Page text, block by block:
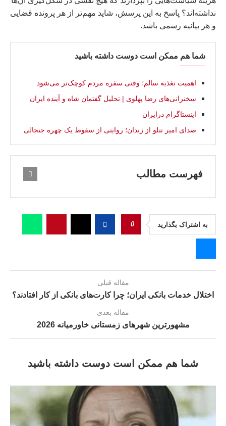
نداشته‌اند؟ پاسخ به این پرسش، شاید مهم‌تر از هر پرونده قضایی
و هر بیانیه رسمی باشد.
شما هم ممکن است دوست داشته باشید
اهمیت تغذیه سالم؛ وقتی سفره مردم کوچک‌تر می‌شود
سخنرانی‌های رضا پهلوی | تحلیل گفتمان شاه و آینده ایران
اینستاگرام درایران
صدای امیر تتلو از زندان؛ روایتی از سقوط یک چهره جنجالی
فهرست مطالب
به اشتراک بگذارید 0
مقاله قبلی
اختلال خدمات بانکی ایران؛ چرا کارت‌های بانکی از کار افتادند؟
مقاله بعدی
مشهورترین شهرهای زمستانی خاورمیانه 2026
شما هم ممکن است دوست داشته باشید